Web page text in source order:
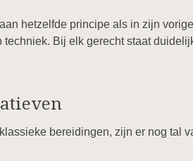
hetzelfde principe als in zijn
techniek. Bij elk gerecht staat
bereidingen, zijn er nog tal